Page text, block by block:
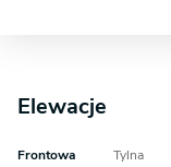
Elewacje
Frontowa Tylna